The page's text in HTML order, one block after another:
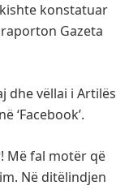
konstatuar
Gazeta
dhe vëllai i Artilës
‘Facebook’.
Më fal motër që
Në ditëlindjen